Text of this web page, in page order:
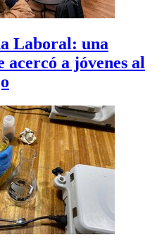
Laboral: una
acercó a jóvenes al